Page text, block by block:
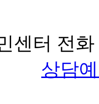
센터 전
상담